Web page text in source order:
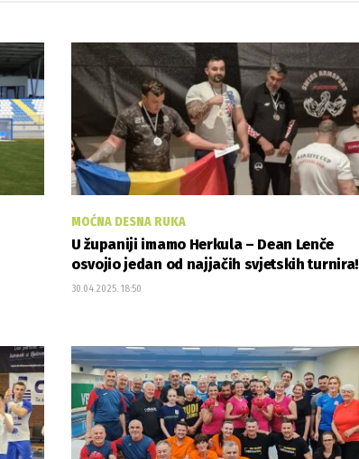
MOĆNA DESNA RUKA
U županiji imamo Herkula – Dean Lenče
osvojio jedan od najjačih svjetskih turnira!
30.04.2025. 18:50